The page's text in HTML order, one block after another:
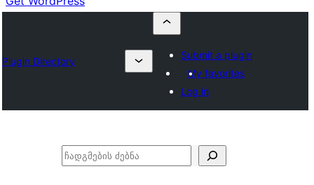
Plugin Directory
Submit a plugin
My favorites
Log in
ძებნა